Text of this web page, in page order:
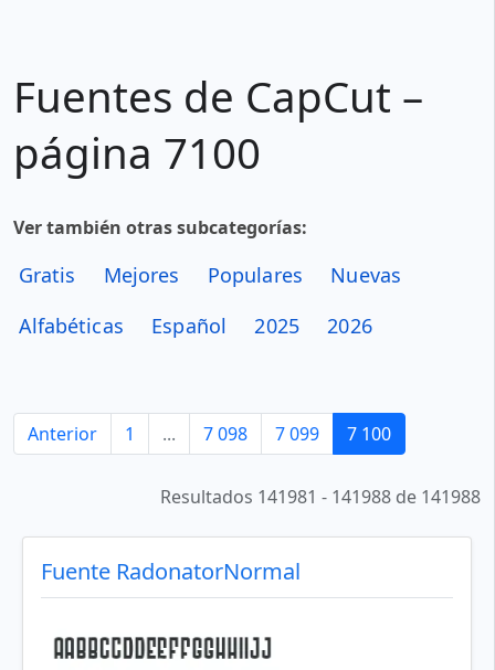
Fuentes de CapCut –
página 7100
Ver también otras subcategorías:
Gratis Mejores Populares
Nuevas
Alfabéticas
Español 2025 2026
Anterior 1 ... 7 098 7 099 7 100
Resultados 141981 - 141988 de 141988
Fuente RadonatorNormal